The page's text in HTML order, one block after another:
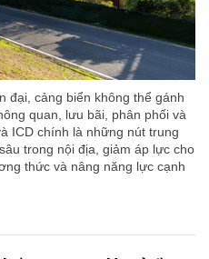
đại, cảng biển không thể gánh
quan, lưu bãi, phân phối và
ICD chính là những nút trung
trong nội địa, giảm áp lực cho
thức và nâng năng lực cạnh